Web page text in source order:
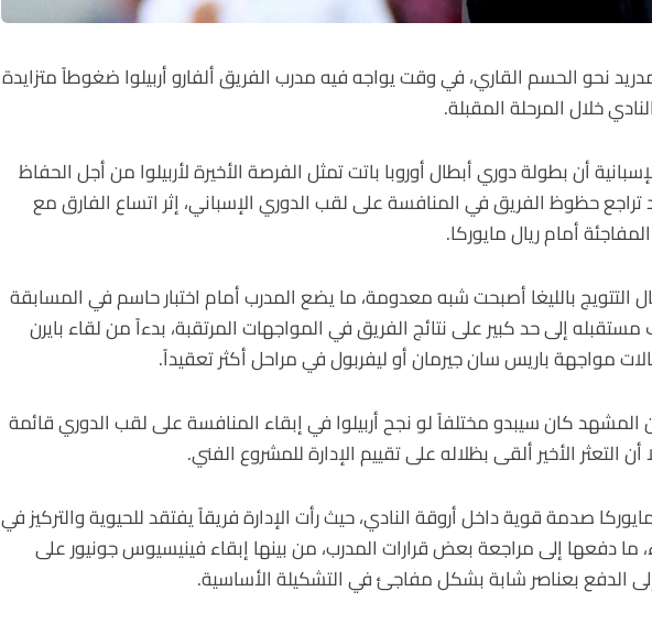
مدريد نحو الحسم القاري، في وقت يواجه فيه مدرب الفريق ألفارو أربيلوا ضغوطاً متزايدة
خلال المرحلة المقبلة.
أن بطولة دوري أبطال أوروبا باتت تمثل الفرصة الأخيرة لأربيلوا من أجل الحفاظ
حظوظ الفريق في المنافسة على لقب الدوري الإسباني، إثر اتساع الفارق مع
أمام ريال مايوركا.
التتويج بالليغا أصبحت شبه معدومة، ما يضع المدرب أمام اختبار حاسم في المسابقة
إلى حد كبير على نتائج الفريق في المواجهات المرتقبة، بدءاً من لقاء بايرن
مواجهة باريس سان جيرمان أو ليفربول في مراحل أكثر تعقيداً.
المشهد كان سيبدو مختلفاً لو نجح أربيلوا في إبقاء المنافسة على لقب الدوري قائمة
أن التعثر الأخير ألقى بظلاله على تقييم الإدارة للمشروع الفني.
صدمة قوية داخل أروقة النادي، حيث رأت الإدارة فريقاً يفتقد للحيوية والتركيز في
ما دفعها إلى مراجعة بعض قرارات المدرب، من بينها إبقاء فينيسيوس جونيور على
الدفع بعناصر شابة بشكل مفاجئ في التشكيلة الأساسية.